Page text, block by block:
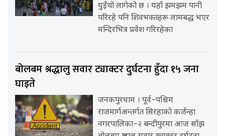
घुइँचो लागेको छ । यहाँ झमझम पानी
परिरहे पनि शिवभक्तहरू लामबद्ध भएर
मन्दिरभित्र प्रवेश गरिरहेका
बोलबम श्रद्धालु सवार ट्याक्टर दुर्घटना हुँदा १५ जना
घाइते
जनकपुरधाम । पूर्व–पश्चिम
राजमार्गअन्तर्गत सिरहाको कर्जन्हा
नगरपालिका–२ बन्दीपुरमा आज साँझ